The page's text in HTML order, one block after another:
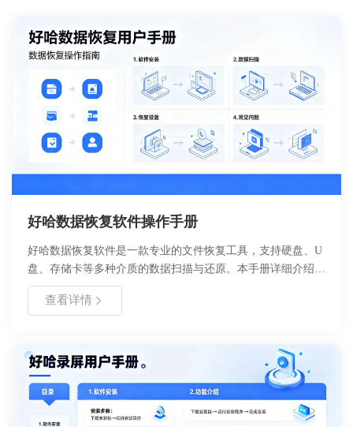
好哈数据恢复软件操作手册
好哈数据恢复软件是一款专业的文件恢复工具，支持硬盘、U
盘、存储卡等多种介质的数据扫描与还原。本手册详细介绍了
软件的安装流程、核心功能及操作步骤，帮助用户快速找回误
删除、格式化或丢失的重要文件。适用于个人用户及企业数据
流程操作，有效应对各类数据丢失风险。
查看详情